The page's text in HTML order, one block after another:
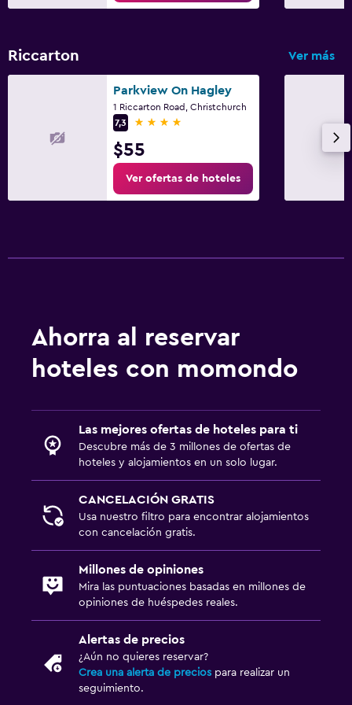
Desayuno en la habitación
Ideal para familias
Cuidado de niños o guardería
Cuna/cama nido disponibles
Parque infantil
Estacionamiento y transporte
Actividades
Bicicletas
Riccarton Ver más
Parkview On Hagley
1 Riccarton Road, Christchurch
7,3
4 estrellas
$55
Ver ofertas de hoteles
Ahorra al reservar
hoteles con momondo
Las mejores ofertas de hoteles para ti
Descubre más de 3 millones de ofertas de
hoteles y alojamientos en un solo lugar.
CANCELACIÓN GRATIS
Usa nuestro filtro para encontrar alojamientos
con cancelación gratis.
Millones de opiniones
Mira las puntuaciones basadas en millones de
opiniones de huéspedes reales.
Alertas de precios
¿Aún no quieres reservar?
Crea una alerta de precios para realizar un
seguimiento.